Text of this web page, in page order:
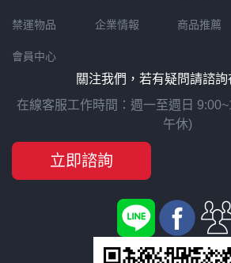
禁運物品
會員中心
企業情報 商品推薦
關注我們，若有疑問請諮詢
在線客服工作時間：週一至週日
午休)
立即諮詢